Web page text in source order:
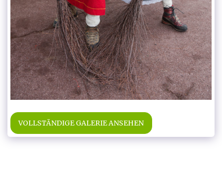
VOLLSTÄNDIGE GALERIE ANSEHEN